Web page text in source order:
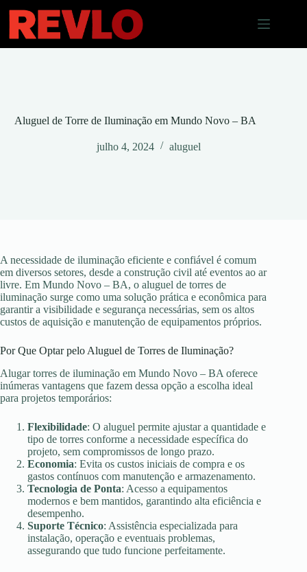
para
conteúdo
Aluguel de Torre de Iluminação em Mundo Novo – BA
julho 4, 2024 aluguel
A necessidade de iluminação eficiente e confiável é comum
em diversos setores, desde a construção civil até eventos ao ar
livre. Em Mundo Novo – BA, o aluguel de torres de
iluminação surge como uma solução prática e econômica para
garantir a visibilidade e segurança necessárias, sem os altos
custos de aquisição e manutenção de equipamentos próprios.
Por Que Optar pelo Aluguel de Torres de Iluminação?
Alugar torres de iluminação em Mundo Novo – BA oferece
inúmeras vantagens que fazem dessa opção a escolha ideal
para projetos temporários:
Flexibilidade: O aluguel permite ajustar a quantidade e
tipo de torres conforme a necessidade específica do
projeto, sem compromissos de longo prazo.
Economia: Evita os custos iniciais de compra e os
gastos contínuos com manutenção e armazenamento.
Tecnologia de Ponta: Acesso a equipamentos
modernos e bem mantidos, garantindo alta eficiência e
desempenho.
Suporte Técnico: Assistência especializada para
instalação, operação e eventuais problemas,
assegurando que tudo funcione perfeitamente.